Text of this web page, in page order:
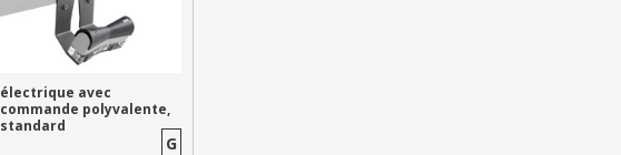
électrique avec
commande polyvalente,
standard
G